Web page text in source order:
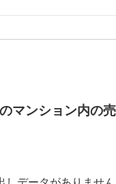
マンション内の